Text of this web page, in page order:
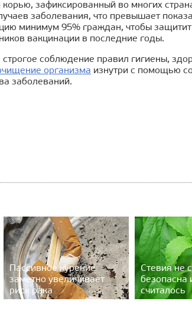
корью, зафиксированный во многих
заболевания, что превышает
минимум 95% граждан, чтобы
вакцинации в последние годы.
соблюдение правил гигиены,
организма изнутри с помощью
заболеваний.
Пассивное курение
заметно увеличивает
риск рака
Стевия не
безопасна
считалось